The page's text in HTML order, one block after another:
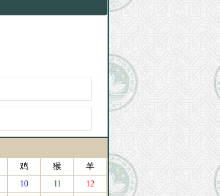
鸡 猴
羊
10 11
12